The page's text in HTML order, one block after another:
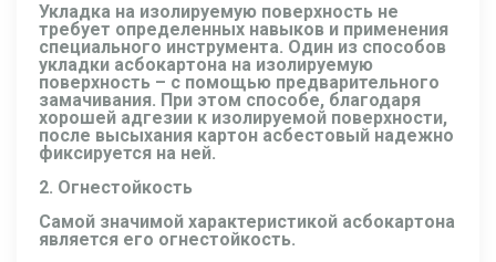
Укладка на изолируемую поверхность не
требует определенных навыков и применения
специального инструмента. Один из способов
укладки асбокартона на изолируемую
поверхность – с помощью предварительного
замачивания. При этом способе, благодаря
хорошей адгезии к изолируемой поверхности,
после высыхания картон асбестовый надежно
фиксируется на ней.
2. Огнестойкость
Самой значимой характеристикой асбокартона
является его огнестойкость.